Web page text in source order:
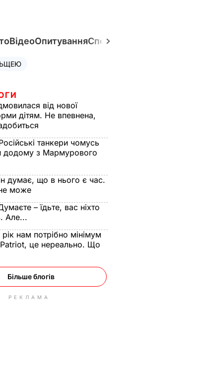
ВідеоОпитуванняСпецпроєкти
від нової
дітям. Не впевнена,
танкери чомусь
додому з Мармурового
думає, що в нього є час.
може
– їдьте, вас ніхто
Але...
нам потрібно мінімум
це нереально. Що
Більше блогів
РЕКЛАМА